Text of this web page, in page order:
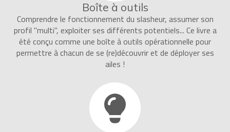
Boîte à outils
Comprendre le fonctionnement du slasheur, assumer son
profil "multi", exploiter ses différents potentiels... Ce livre a
été conçu comme une boîte à outils opérationnelle pour
permettre à chacun de se (re)découvrir et de déployer ses
ailes !